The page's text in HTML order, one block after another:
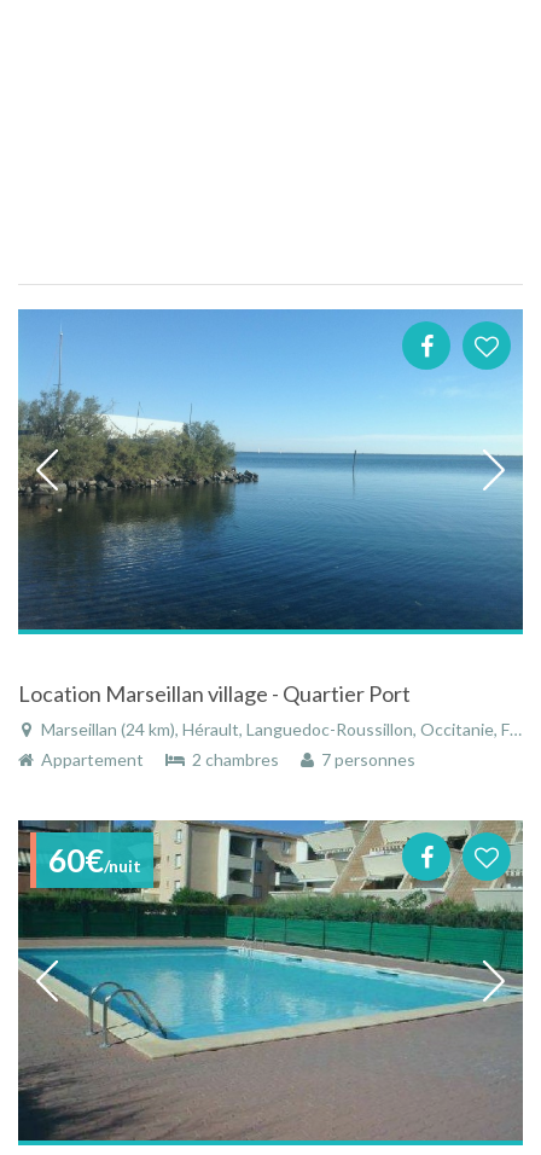
Location Marseillan village - Quartier Port
Marseillan (24 km), Hérault, Languedoc-Roussillon, Occitanie, France
Appartement
2 chambres 7 personnes
60€/nuit